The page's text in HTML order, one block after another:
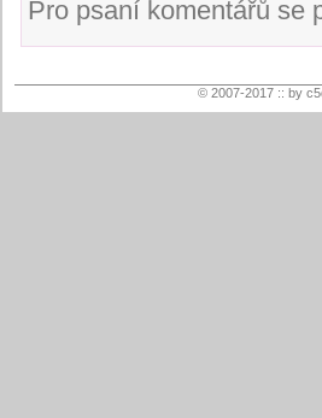
Pro psaní komentářů se
© 2007-2017 :: by